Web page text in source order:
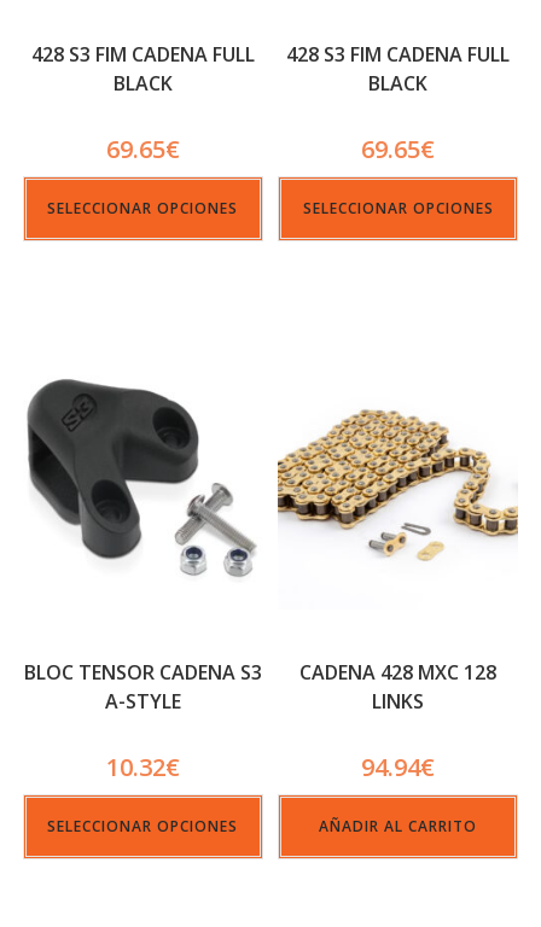
428 S3 FIM CADENA FULL
BLACK
69.65€
SELECCIONAR OPCIONES
428 S3 FIM CADENA FULL
BLACK
69.65€
SELECCIONAR OPCIONES
BLOC TENSOR CADENA S3
A-STYLE
10.32€
SELECCIONAR OPCIONES
CADENA 428 MXC 128
LINKS
94.94€
AÑADIR AL CARRITO